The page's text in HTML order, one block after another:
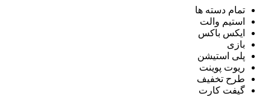
تمام دسته ها
استیم والت
ایکس باکس
بازی
پلی استیشن
ریوت پوینت
طرح تخفیف
گیفت کارت